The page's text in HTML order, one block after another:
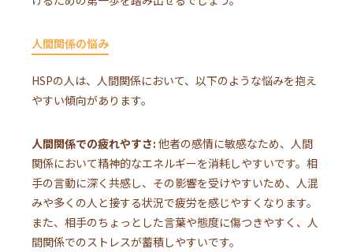
人間関係の悩み
HSPの人は、人間関係において、以下のような悩みを抱え
やすい傾向があります。
人間関係での疲れやすさ: 他者の感情に敏感なため、人間
関係において精神的なエネルギーを消耗しやすいです。相
手の言動に深く共感し、その影響を受けやすいため、人混
みや多くの人と接する状況で疲労を感じやすくなります。
また、相手のちょっとした言葉や態度に傷つきやすく、人
間関係でのストレスが蓄積しやすいです。